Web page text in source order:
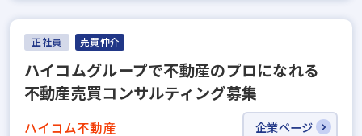
正社員 売買仲介
ハイコムグループで不動産のプロになれる
不動産売買コンサルティング募集
ハイコム不動産 企業ページ